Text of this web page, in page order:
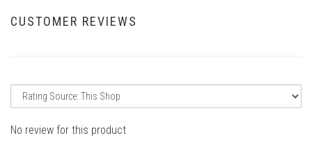
CUSTOMER REVIEWS
No review for this product